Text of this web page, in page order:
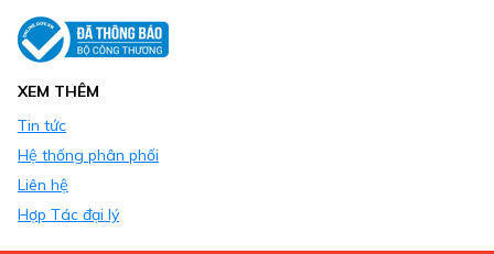
XEM THÊM
Tin tức
Hệ thống phân phối
Liên hệ
Hợp Tác đại lý